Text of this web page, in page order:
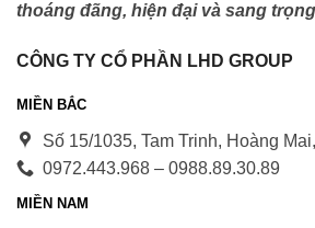
thoáng đãng, hiện đại và sang
CÔNG TY CỔ PHẦN LHD GROUP
MIỀN BẮC
Số 15/1035, Tam Trinh, Hoàng
0972.443.968 – 0988.89.30.89
MIỀN NAM